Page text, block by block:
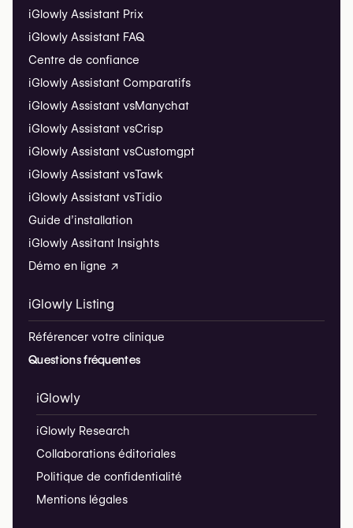
iGlowly Assistant Prix
iGlowly Assistant FAQ
Centre de confiance
iGlowly Assistant Comparatifs
iGlowly Assistant vsManychat
iGlowly Assistant vsCrisp
iGlowly Assistant vsCustomgpt
iGlowly Assistant vsTawk
iGlowly Assistant vsTidio
Guide d’installation
iGlowly Assitant Insights
Démo en ligne ↗
iGlowly Listing
Référencer votre clinique
Questions fréquentes
iGlowly
iGlowly Research
Collaborations éditoriales
Politique de confidentialité
Mentions légales